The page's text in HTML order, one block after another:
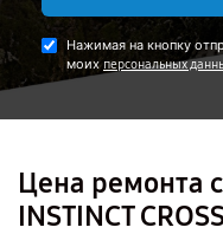
Нажимая на кнопку
моих персональных
Цена ремонта
INSTINCT